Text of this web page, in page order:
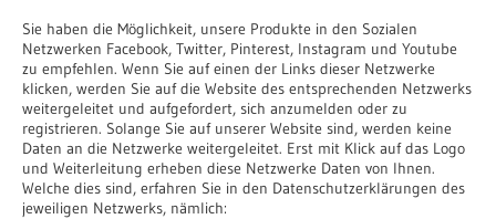
Sie haben die Möglichkeit, unsere Produkte in den Sozialen
Netzwerken Facebook, Twitter, Pinterest, Instagram und Youtube
zu empfehlen. Wenn Sie auf einen der Links dieser Netzwerke
klicken, werden Sie auf die Website des entsprechenden Netzwerks
weitergeleitet und aufgefordert, sich anzumelden oder zu
registrieren. Solange Sie auf unserer Website sind, werden keine
Daten an die Netzwerke weitergeleitet. Erst mit Klick auf das Logo
und Weiterleitung erheben diese Netzwerke Daten von Ihnen.
Welche dies sind, erfahren Sie in den Datenschutzerklärungen des
jeweiligen Netzwerks, nämlich: